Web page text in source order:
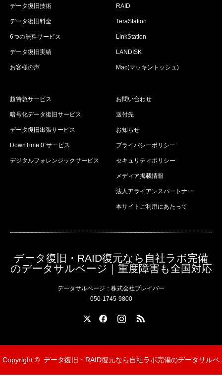
データ復旧技術
データ復旧料金
6つの無料サービス
データ復旧実績
お客様の声
RAID
TeraStation
LinkStation
LANDISK
Mac(マッキントッシュ)
超特急サービス
暗号化データ復旧サービス
データ復旧出張サービス
DownTime 0”サービス
デジタルフォレンジックサービス
お問い合わせ
送付先
お知らせ
プライバシーポリシー
セキュリティポリシー
メディア掲載情報
法人アライアンスパートナー
本サイトご利用にあたって
データ復旧・RAID復元なら自社ラボ完備
のデータサルベージ｜重度障害も全国対応
データサルベージ：株式会社ブレイバー
050-1745-9800
Copyright © データ復旧・RAID復元なら自社ラボ完備のデータサルベ